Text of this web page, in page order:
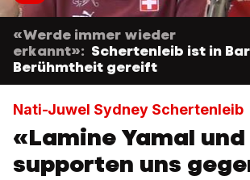
«Werde immer wieder
erkannt»: Schertenleib ist in
Berühmtheit gereift
Nati-Juwel Sydney Schertenleib
«Lamine Yamal
supporten uns